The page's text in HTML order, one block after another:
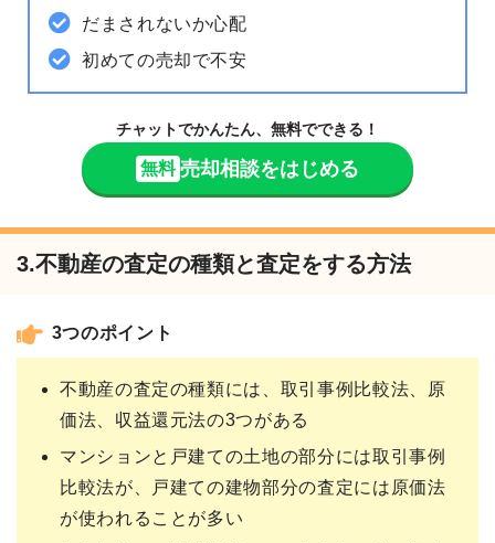
だまされないか心配
初めての売却で不安
チャットでかんたん、無料でできる！
無料 売却相談をはじめる
3.不動産の査定の種類と査定をする方法
3つのポイント
不動産の査定の種類には、取引事例比較法、原
価法、収益還元法の3つがある
マンションと戸建ての土地の部分には取引事例
比較法が、戸建ての建物部分の査定には原価法
が使われることが多い